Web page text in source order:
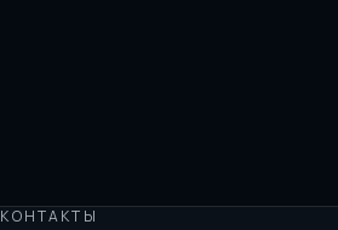
КОНТАКТЫ